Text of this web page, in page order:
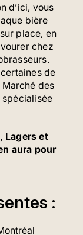
d’ici, vous
bière
place, en
chez
de
Marché des
spécialisée
Lagers et
aura pour
: